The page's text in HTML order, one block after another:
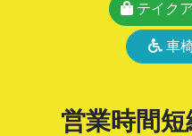
テイク
車
営業時間